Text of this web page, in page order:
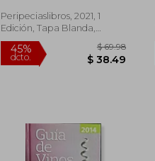
del Vino)
Peripeciaslibros, 2021, 1
Edición, Tapa Blanda,
Nuevo